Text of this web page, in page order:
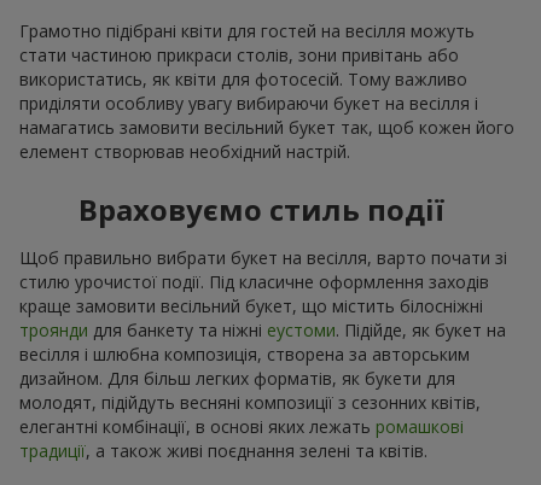
Грамотно підібрані квіти для гостей на весілля можуть
стати частиною прикраси столів, зони привітань або
використатись, як квіти для фотосесій. Тому важливо
приділяти особливу увагу вибираючи букет на весілля і
намагатись замовити весільний букет так, щоб кожен його
елемент створював необхідний настрій.
Враховуємо стиль події
Щоб правильно вибрати букет на весілля, варто почати зі
стилю урочистої події. Під класичне оформлення заходів
краще замовити весільний букет, що містить білосніжні
троянди для банкету та ніжні еустоми. Підійде, як букет на
весілля і шлюбна композиція, створена за авторським
дизайном. Для більш легких форматів, як букети для
молодят, підійдуть весняні композиції з сезонних квітів,
елегантні комбінації, в основі яких лежать ромашкові
традиції, а також живі поєднання зелені та квітів.